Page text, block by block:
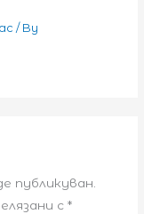
/ By
публикуван.
с *